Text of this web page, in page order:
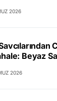
2026
Beyaz
2026